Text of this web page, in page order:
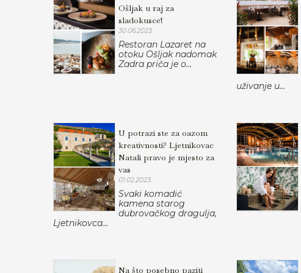
Ošljak u raj za
sladokusce!
30.06.2023.
Restoran Lazaret na
otoku Ošljak nadomak
Zadra priča je o...
uživanje u...
U potrazi ste za oazom
kreativnosti? Ljetnikovac
Natali pravo je mjesto za
vas
01.02.2023.
Svaki komadić
kamena starog
dubrovačkog dragulja,
Ljetnikovca...
Na što posebno paziti